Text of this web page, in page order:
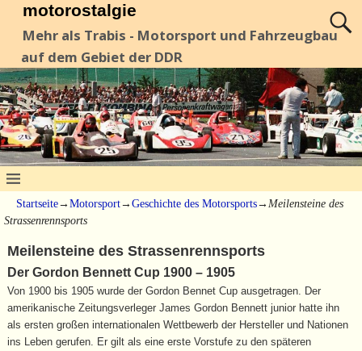
motorostalgie
Mehr als Trabis - Motorsport und Fahrzeugbau
auf dem Gebiet der DDR
Startseite→ Motorsport→ Geschichte des Motorsports→ Meilensteine des
Strassenrennsports
Meilensteine des Strassenrennsports
Der Gordon Bennett Cup 1900 – 1905
Von 1900 bis 1905 wurde der Gordon Bennet Cup ausgetragen. Der
amerikanische Zeitungsverleger James Gordon Bennett junior hatte ihn
als ersten großen internationalen Wettbewerb der Hersteller und Nationen
ins Leben gerufen. Er gilt als eine erste Vorstufe zu den späteren